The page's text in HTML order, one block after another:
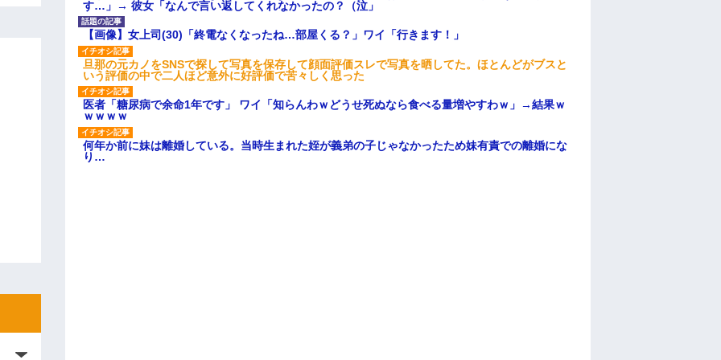
す…」→ 彼女「なんで言い返してくれなかったの？（泣」
【画像】女上司(30)「終電なくなったね…部屋くる？」ワイ「行きます！」
旦那の元カノをSNSで探して写真を保存して顔面評価スレで写真を晒してた。ほとんどがブスと
いう評価の中で二人ほど意外に好評価で苦々しく思った
医者「糖尿病で余命1年です」 ワイ「知らんわｗどうせ死ぬなら食べる量増やすわｗ」→結果ｗ
ｗｗｗｗ
何年か前に妹は離婚している。当時生まれた姪が義弟の子じゃなかったため妹有責での離婚にな
り…